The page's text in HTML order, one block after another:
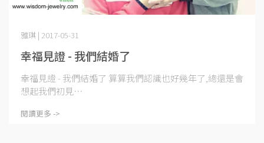
幸福見證 - 我們結婚了
雅琪 | 2017-05-31
幸福見證 - 我們結婚了 算算我們認識也好幾年了,總還是會
想起我們初見⋯
閱讀更多 ->